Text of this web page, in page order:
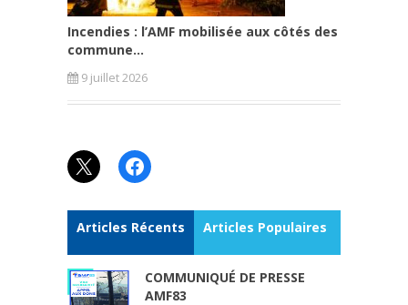
Incendies : l’AMF mobilisée aux côtés des
commune...
9 juillet 2026
X Facebook
Articles Récents Articles Populaires
COMMUNIQUÉ DE PRESSE
AMF83